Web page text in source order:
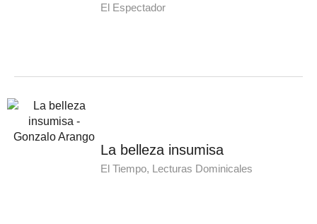
El Espectador
La belleza insumisa
El Tiempo, Lecturas Dominicales